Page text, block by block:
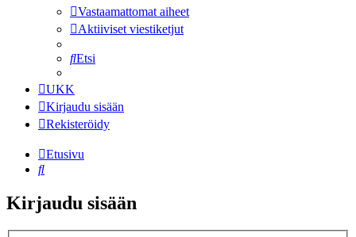
Vastaamattomat aiheet
Aktiiviset viestiketjut
Etsi
UKK
Kirjaudu sisään
Rekisteröidy
Etusivu
Etsi
Kirjaudu sisään